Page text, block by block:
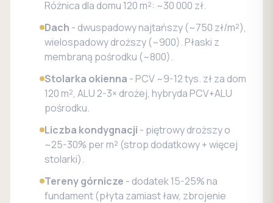
Różnica dla domu 120 m²: ~30 000 zł.
Dach - dwuspadowy najtańszy (~750 zł/m²),
wielospadowy droższy (~900). Płaski z
membraną pośrodku (~800).
Stolarka okienna - PCV ~9-12 tys. zł za dom
120 m², ALU 2-3× drożej, hybryda PCV+ALU
pośrodku.
Liczba kondygnacji - piętrowy droższy o
~25-30% per m² (strop dodatkowy + więcej
stolarki).
Tereny górnicze - dodatek 15-25% na
fundament (płyta zamiast ław, zbrojenie